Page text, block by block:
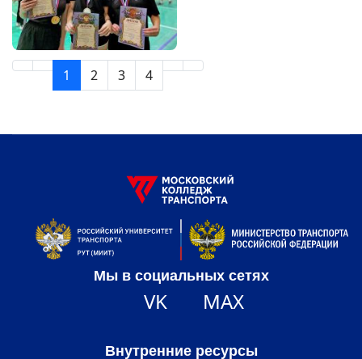
1 2 3 4
Мы в социальных сетях
VK MAX
Внутренние ресурсы